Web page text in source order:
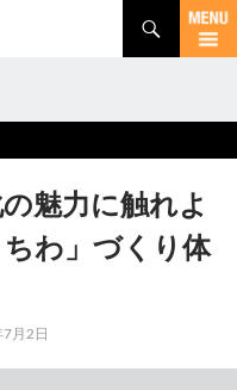
魅力に触れよ
わ」づくり体
月2日